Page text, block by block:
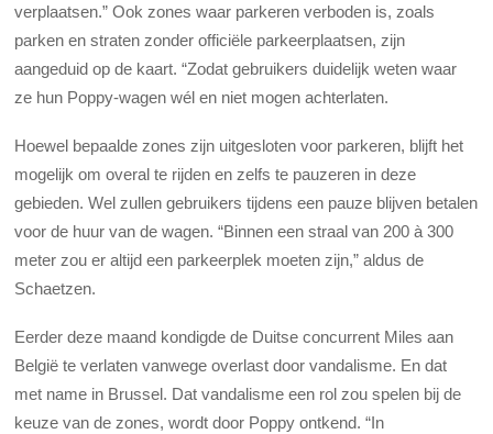
verplaatsen.” Ook zones waar parkeren verboden is, zoals
parken en straten zonder officiële parkeerplaatsen, zijn
aangeduid op de kaart. “Zodat gebruikers duidelijk weten waar
ze hun Poppy-wagen wél en niet mogen achterlaten.
Hoewel bepaalde zones zijn uitgesloten voor parkeren, blijft het
mogelijk om overal te rijden en zelfs te pauzeren in deze
gebieden. Wel zullen gebruikers tijdens een pauze blijven betalen
voor de huur van de wagen. “Binnen een straal van 200 à 300
meter zou er altijd een parkeerplek moeten zijn,” aldus de
Schaetzen.
Eerder deze maand kondigde de Duitse concurrent Miles aan
België te verlaten vanwege overlast door vandalisme. En dat
met name in Brussel. Dat vandalisme een rol zou spelen bij de
keuze van de zones, wordt door Poppy ontkend. “In